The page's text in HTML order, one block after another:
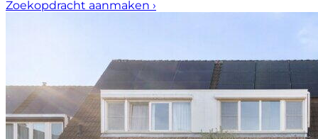
Zoekopdracht aanmaken ›